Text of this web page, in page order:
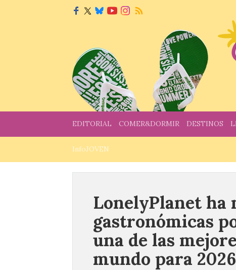
EDITORIAL COMER&DORMIR DESTINOS
InfoJOVEN
LonelyPlanet ha
gastronómicas
una de las
mundo para 2026